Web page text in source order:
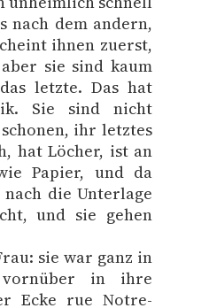
nach dem andern,
ihnen zuerst,
sie sind kaum
letzte. Das hat
Sie sind nicht
ihr letztes
hat Löcher, ist an
Papier, und da
die Unterlage
und sie gehen
sie war ganz in
vornüber in ihre
Ecke rue Notre-